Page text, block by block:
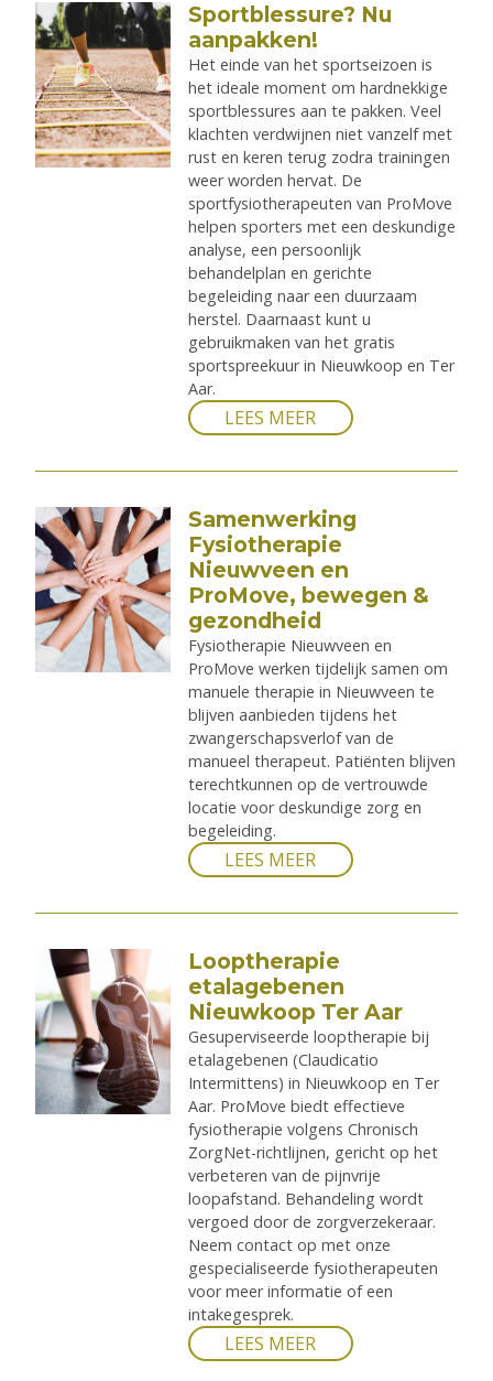
Sportblessure? Nu
aanpakken!
Het einde van het sportseizoen is
het ideale moment om hardnekkige
sportblessures aan te pakken. Veel
klachten verdwijnen niet vanzelf met
rust en keren terug zodra trainingen
weer worden hervat. De
sportfysiotherapeuten van ProMove
helpen sporters met een deskundige
analyse, een persoonlijk
behandelplan en gerichte
begeleiding naar een duurzaam
herstel. Daarnaast kunt u
gebruikmaken van het gratis
sportspreekuur in Nieuwkoop en Ter
Aar.
LEES MEER
Samenwerking
Fysiotherapie
Nieuwveen en
ProMove, bewegen &
gezondheid
Fysiotherapie Nieuwveen en
ProMove werken tijdelijk samen om
manuele therapie in Nieuwveen te
blijven aanbieden tijdens het
zwangerschapsverlof van de
manueel therapeut. Patiënten blijven
terechtkunnen op de vertrouwde
locatie voor deskundige zorg en
begeleiding.
LEES MEER
Looptherapie
etalagebenen
Nieuwkoop Ter Aar
Gesuperviseerde looptherapie bij
etalagebenen (Claudicatio
Intermittens) in Nieuwkoop en Ter
Aar. ProMove biedt effectieve
fysiotherapie volgens Chronisch
ZorgNet-richtlijnen, gericht op het
verbeteren van de pijnvrije
loopafstand. Behandeling wordt
vergoed door de zorgverzekeraar.
Neem contact op met onze
gespecialiseerde fysiotherapeuten
voor meer informatie of een
intakegesprek.
LEES MEER